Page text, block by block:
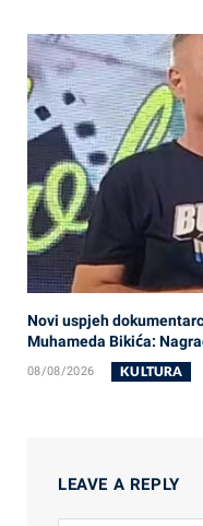
Novi uspjeh
Muhameda Bikića:
08/08/2026 KULTURA
LEAVE A REPLY